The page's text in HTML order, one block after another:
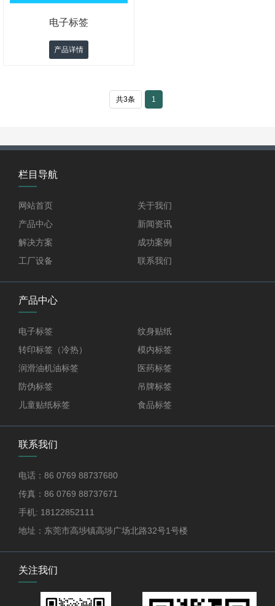
电子标签
产品详情
共3条 1
栏目导航
网站首页
关于我们
产品中心
新闻资讯
解决方案
成功案例
工厂设备
联系我们
产品中心
电子标签
纹身贴纸
转印标签（冷热）
模内标签
润滑油机油标签
医药标签
防伪标签
吊牌标签
儿童贴纸标签
食品标签
联系我们
电话：86 0769 88737680
传真：86 0769 88737671
手机: 18122852111
地址：东莞市高埗镇高埗广场北路32号1号楼
关注我们